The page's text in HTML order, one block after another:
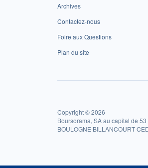
Archives
Contactez-nous
Foire aux Questions
Plan du site
Copyright © 2026
Boursorama, SA au capital de
BOULOGNE BILLANCOURT